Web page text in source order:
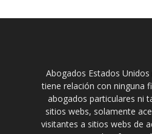
Abogados Estados
tiene relación con ninguna
abogados particulares ni
sitios webs, solamente
visitantes a sitios webs de